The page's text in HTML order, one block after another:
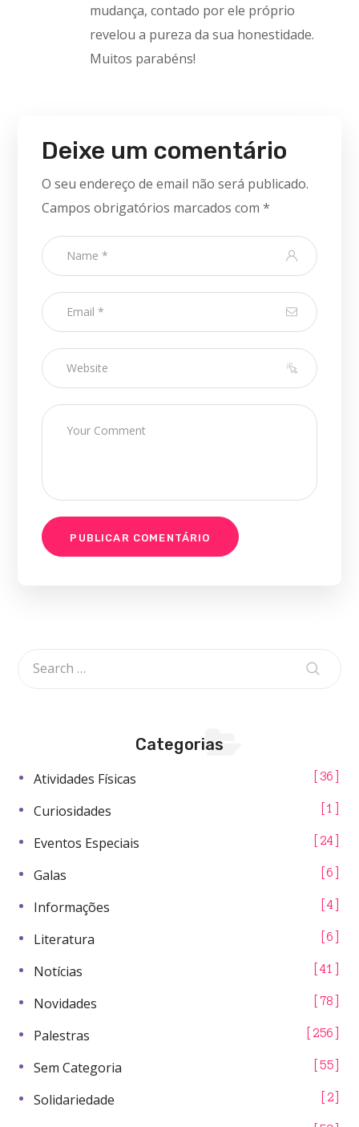
mudança, contado por ele próprio
revelou a pureza da sua honestidade.
Muitos parabéns!
Deixe um comentário
O seu endereço de email não será publicado.
Campos obrigatórios marcados com*
Categorias
Atividades Físicas 36
Curiosidades 1
Eventos Especiais 24
Galas 6
Informações 4
Literatura 6
Notícias 41
Novidades 78
Palestras 256
Sem Categoria 55
Solidariedade 2